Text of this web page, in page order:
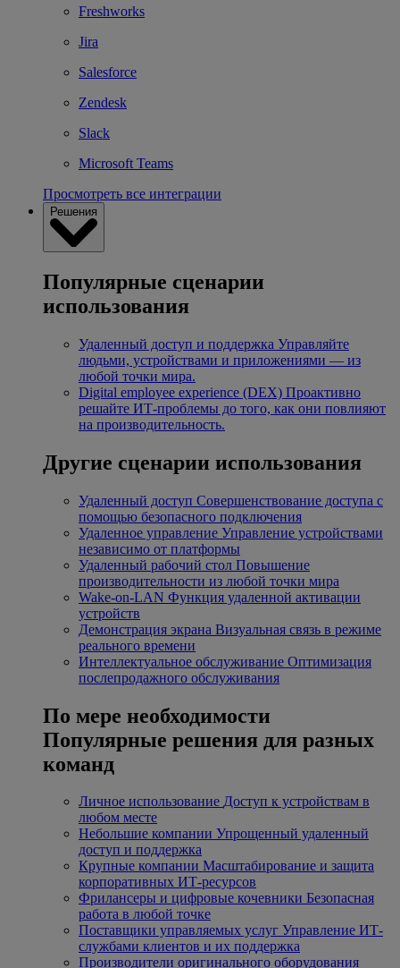
Freshworks
Jira
Salesforce
Zendesk
Slack
Microsoft Teams
Просмотреть все интеграции
Решения
Популярные сценарии
использования
Удаленный доступ и поддержка Управляйте
людьми, устройствами и приложениями — из
любой точки мира.
Digital employee experience (DEX) Проактивно
решайте ИТ-проблемы до того, как они повлияют
на производительность.
Другие сценарии использования
Удаленный доступ Совершенствование доступа с
помощью безопасного подключения
Удаленное управление Управление устройствами
независимо от платформы
Удаленный рабочий стол Повышение
производительности из любой точки мира
Wake-on-LAN Функция удаленной активации
устройств
Демонстрация экрана Визуальная связь в режиме
реального времени
Интеллектуальное обслуживание Оптимизация
послепродажного обслуживания
По мере необходимости
Популярные решения для разных
команд
Личное использование Доступ к устройствам в
любом месте
Небольшие компании Упрощенный удаленный
доступ и поддержка
Крупные компании Масштабирование и защита
корпоративных ИТ-ресурсов
Фрилансеры и цифровые кочевники Безопасная
работа в любой точке
Поставщики управляемых услуг Управление ИТ-
службами клиентов и их поддержка
Производители оригинального оборудования